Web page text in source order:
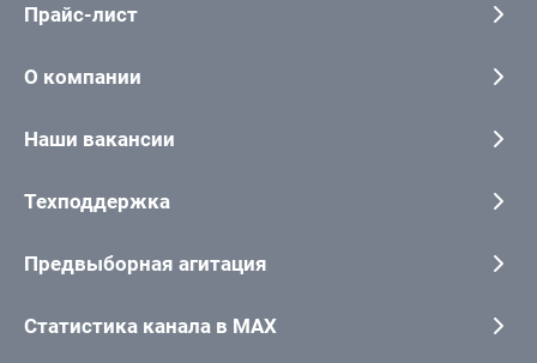
Прайс-лист
О компании
Наши вакансии
Техподдержка
Предвыборная агитация
Статистика канала в MAX